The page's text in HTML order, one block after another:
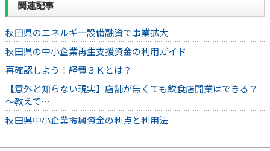
関連記事
秋田県のエネルギー設備融資で事業拡大
秋田県の中小企業再生支援資金の利用ガイド
再確認しよう！経費３Ｋとは？
【意外と知らない現実】店舗が無くても飲食店開業はできる？
～教えて…
秋田県中小企業振興資金の利点と利用法